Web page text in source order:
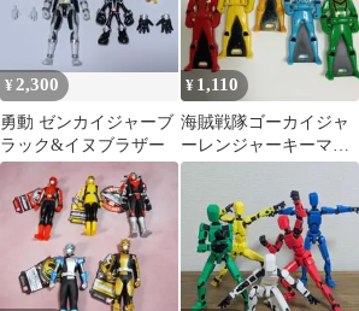
¥2,300
勇動 ゼンカイジャーブ
ラック&イヌブラザー
¥ 1,110
海賊戦隊ゴーカイジャ
ーレンジャーキーマジ
レンジャー５体セット